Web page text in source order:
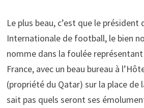
Le plus beau, c’est que le président
Internationale de football, le bien
nomme dans la foulée
France, avec un beau bureau à
(propriété du Qatar) sur la place de
sait pas quels seront ses